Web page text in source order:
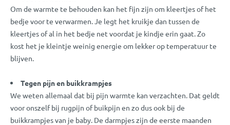
Om de warmte te behouden kan het fijn zijn om kleertjes of het
bedje voor te verwarmen. Je legt het kruikje dan tussen de
kleertjes of al in het bedje net voordat je kindje erin gaat. Zo
kost het je kleintje weinig energie om lekker op temperatuur te
blijven.
Tegen pijn en buikkrampjes
We weten allemaal dat bij pijn warmte kan verzachten. Dat geldt
voor onszelf bij rugpijn of buikpijn en zo dus ook bij de
buikkrampjes van je baby. De darmpjes zijn de eerste maanden